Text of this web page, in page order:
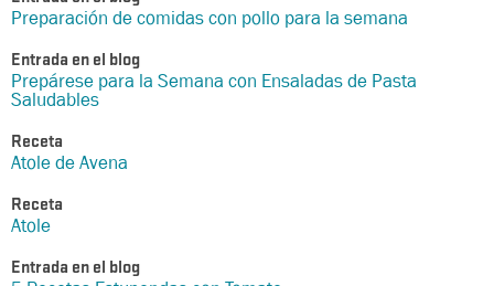
Preparación de comidas con pollo para la semana
Entrada en el blog
Prepárese para la Semana con Ensaladas de Pasta
Saludables
Receta
Atole de Avena
Receta
Atole
Entrada en el blog